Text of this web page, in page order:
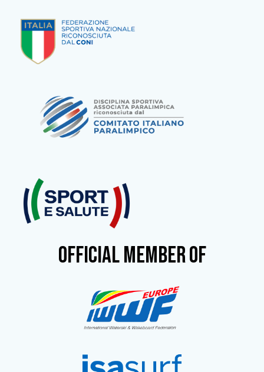
OFFICIAL MEMBER OF